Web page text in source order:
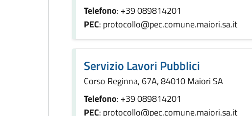
Telefono: +39 089814201
PEC: protocollo@pec.comune.maiori.sa.it
Servizio Lavori Pubblici
Corso Reginna, 67A, 84010 Maiori SA
Telefono: +39 089814201
PEC: protocollo@pec.comune.maiori.sa.it